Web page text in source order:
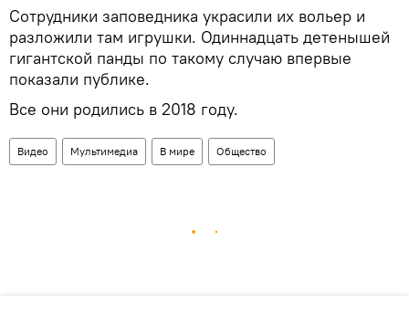
Сотрудники заповедника украсили их вольер и
разложили там игрушки. Одиннадцать детенышей
гигантской панды по такому случаю впервые
показали публике.
Все они родились в 2018 году.
Видео Мультимедиа В мире Общество